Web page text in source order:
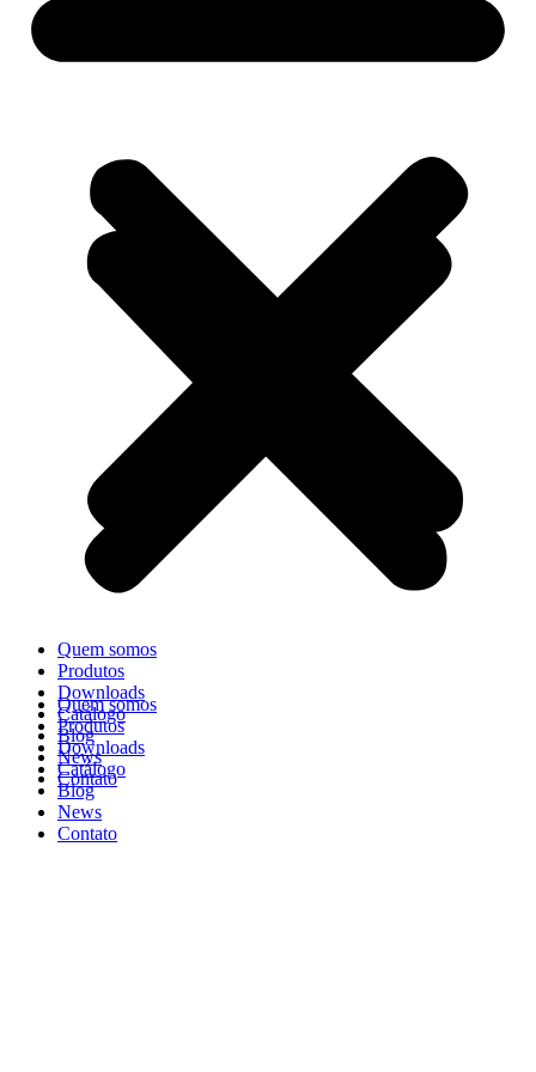
Quem somos
Produtos
Downloads
Catálogo
Blog
News
Contato
Quem somos
Produtos
Downloads
Catálogo
Blog
News
Contato